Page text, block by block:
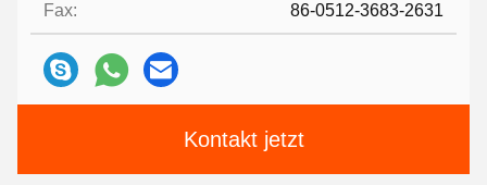
Fax: 86-0512-3683-2631
Kontakt jetzt